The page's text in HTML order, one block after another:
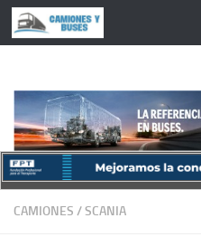
Saltar al contenido
CAMIONES /SCANIA